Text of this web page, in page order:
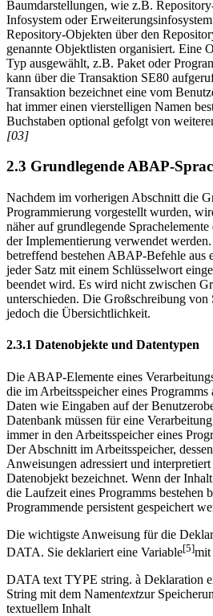
Baumdarstellungen, wie z.B.
Infosystem oder
Repository-Objekten über den
genannte Objektlisten organisiert. Eine
Typ ausgewählt, z.B. Paket oder
kann über die Transaktion SE80
Transaktion bezeichnet eine vom
hat immer einen vierstelligen Namen
Buchstaben optional gefolgt von
[03]
2.3 Grundlegende ABAP-
Nachdem im vorherigen Abschnitt die
Programmierung vorgestellt wurden,
näher auf grundlegende
der Implementierung verwendet
betreffend bestehen ABAP-Befehle aus
jeder Satz mit einem Schlüsselwort
beendet wird. Es wird nicht zwischen
unterschieden. Die Großschreibung von
jedoch die Übersichtlichkeit.
2.3.1 Datenobjekte und Datentypen
Die ABAP-Elemente eines
die im Arbeitsspeicher eines
Daten wie Eingaben auf der
Datenbank müssen für eine
immer in den Arbeitsspeicher eines
Der Abschnitt im Arbeitsspeicher,
Anweisungen adressiert und
Datenobjekt bezeichnet. Wenn der
die Laufzeit eines Programms bestehen
Programmende persistent gespeichert
Die wichtigste Anweisung für die
DATA. Sie deklariert eine Variable[5]mit
DATA text TYPE string. à Deklaration
String mit dem Namentextzur
textuellem Inhalt